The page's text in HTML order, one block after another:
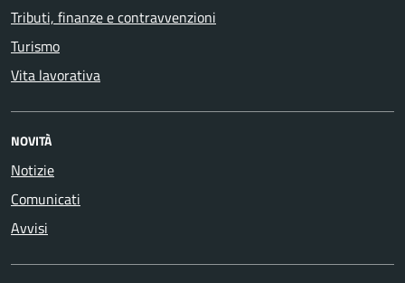
Tributi, finanze e contravvenzioni
Turismo
Vita lavorativa
NOVITÀ
Notizie
Comunicati
Avvisi